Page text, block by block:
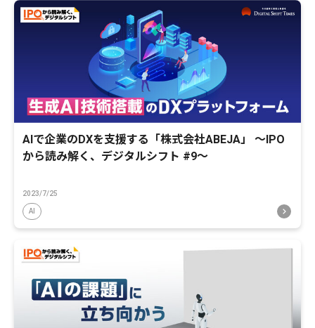
AIで企業のDXを支援する「株式会社ABEJA」 〜IPO
から読み解く、デジタルシフト #9〜
2023/7/25
AI